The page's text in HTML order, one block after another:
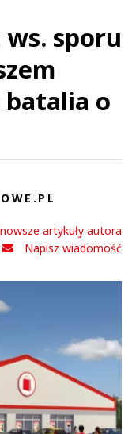
ws. sporu
o
artykuły autora
Napisz wiadomość